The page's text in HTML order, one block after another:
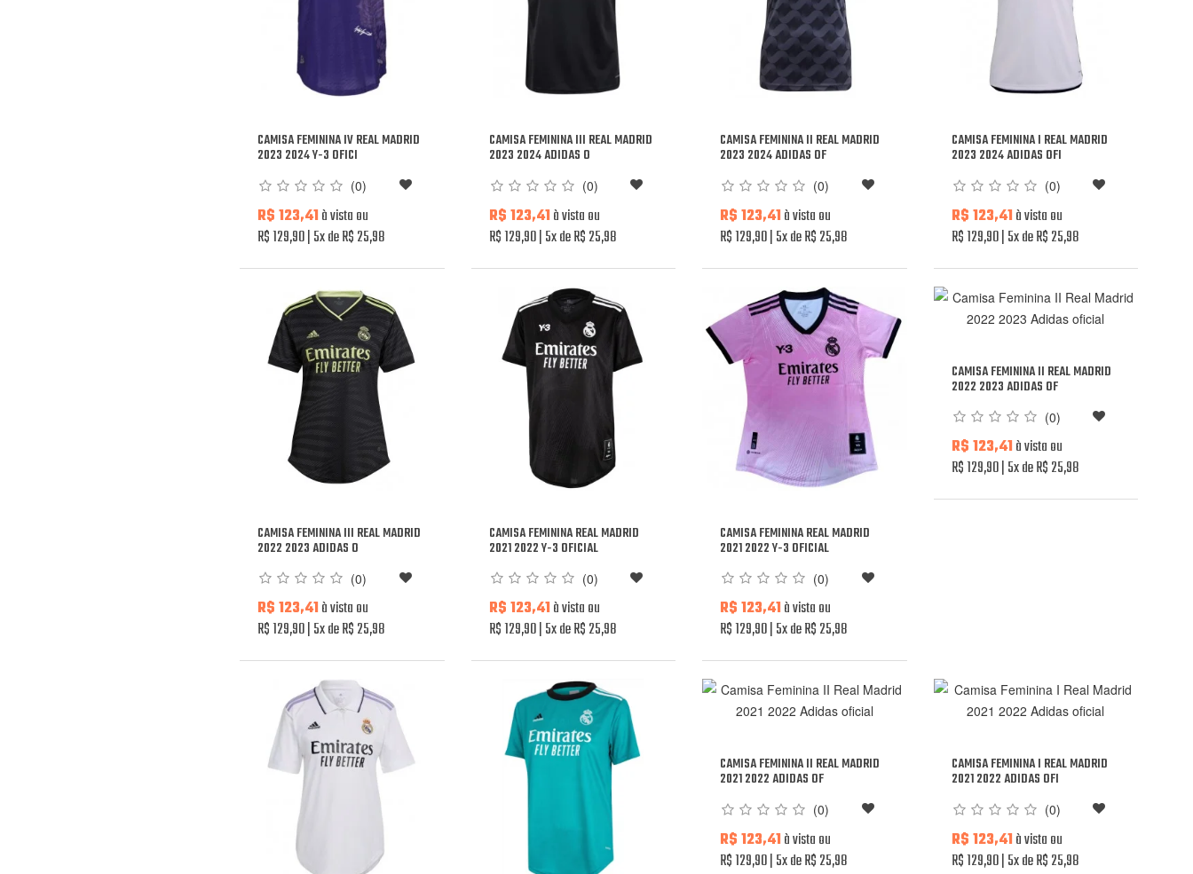
CAMISA FEMININA IV REAL MADRID
2023 2024 Y-3 OFICI
(0)
R$ 123,41à vista ou
R$ 129,90 5x de R$ 25,98
CAMISA FEMININA III REAL MADRID
2023 2024 ADIDAS O
(0)
R$ 123,41à vista ou
R$ 129,90 5x de R$ 25,98
CAMISA FEMININA II REAL MADRID
2023 2024 ADIDAS OF
(0)
R$ 123,41à vista ou
R$ 129,90 5x de R$ 25,98
CAMISA FEMININA I REAL MADRID
2023 2024 ADIDAS OFI
(0)
R$ 123,41à vista ou
R$ 129,90 5x de R$ 25,98
CAMISA FEMININA III REAL MADRID
2022 2023 ADIDAS O
(0)
R$ 123,41à vista ou
R$ 129,90 5x de R$ 25,98
CAMISA FEMININA REAL MADRID
2021 2022 Y-3 OFICIAL
(0)
R$ 123,41à vista ou
R$ 129,90 5x de R$ 25,98
CAMISA FEMININA REAL MADRID
2021 2022 Y-3 OFICIAL
(0)
R$ 123,41à vista ou
R$ 129,90 5x de R$ 25,98
CAMISA FEMININA II REAL MADRID
2022 2023 ADIDAS OF
(0)
R$ 123,41à vista ou
R$ 129,90 5x de R$ 25,98
CAMISA FEMININA II REAL MADRID
2021 2022 ADIDAS OF
(0)
R$ 123,41à vista ou
R$ 129,90 5x de R$ 25,98
CAMISA FEMININA I REAL MADRID
2021 2022 ADIDAS OFI
(0)
R$ 123,41à vista ou
R$ 129,90 5x de R$ 25,98